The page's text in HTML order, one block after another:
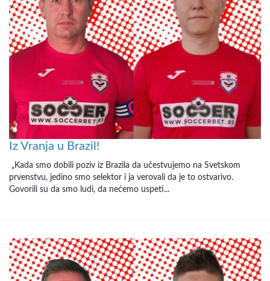
Iz Vranja u Brazil!
„Kada smo dobili poziv iz Brazila da učestvujemo na Svetskom
prvenstvu, jedino smo selektor i ja verovali da je to ostvarivo.
Govorili su da smo ludi, da nećemo uspeti...